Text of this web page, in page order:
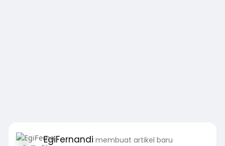
EgiFernandi membuat artikel baru